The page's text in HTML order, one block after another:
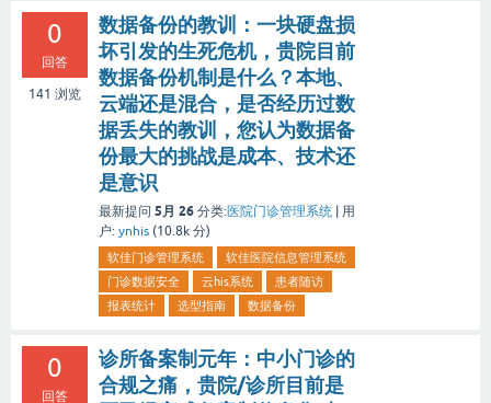
0
回答
141 浏览
数据备份的教训：一块硬盘损
坏引发的生死危机，贵院目前
数据备份机制是什么？本地、
云端还是混合，是否经历过数
据丢失的教训，您认为数据备
份最大的挑战是成本、技术还
是意识
最新提问 5月 26 分类:医院门诊管理系统
用
户: ynhis (10.8k 分)
软佳门诊管理系统
软佳医院信息管理系统
门诊数据安全
云his系统
患者随访
报表统计
选型指南 数据备份
0
回答
诊所备案制元年：中小门诊的
合规之痛，贵院/诊所目前是